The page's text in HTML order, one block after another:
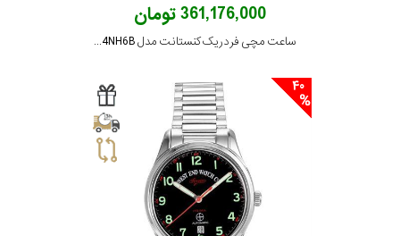
361,176,000 تومان
ساعت مچی فردریک کنستانت مدل FC-303N4NH6B